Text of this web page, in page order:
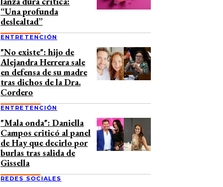
“Una profunda
deslealtad”
ENTRETENCIÓN
"No existe": hijo de
Alejandra Herrera sale
en defensa de su madre
tras dichos de la Dra.
Cordero
ENTRETENCIÓN
"Mala onda": Daniella
Campos criticó al panel
de Hay que decirlo por
burlas tras salida de
Gissella
REDES SOCIALES